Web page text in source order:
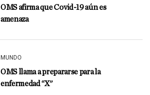
OMS afirma que Covid-19 aún es
amenaza
MUNDO
OMS llama a prepararse para la
enfermedad “X”